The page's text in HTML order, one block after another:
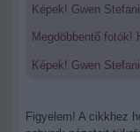
Képek! Gwen
Megdöbbentő fotók!
Képek! Gwen
Figyelem! A cikkhez